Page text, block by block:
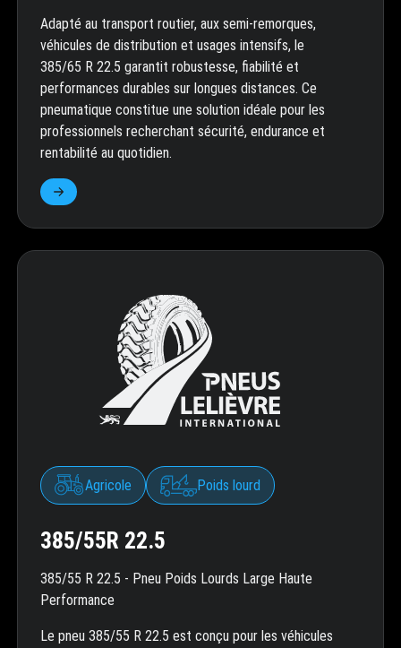
Adapté au transport routier, aux semi-remorques,
véhicules de distribution et usages intensifs, le
385/65 R 22.5 garantit robustesse, fiabilité et
performances durables sur longues distances. Ce
pneumatique constitue une solution idéale pour les
professionnels recherchant sécurité, endurance et
rentabilité au quotidien.
Agricole Poids lourd
385/55R 22.5
385/55 R 22.5 - Pneu Poids Lourds Large Haute
Performance
Le pneu 385/55 R 22.5 est conçu pour les véhicules